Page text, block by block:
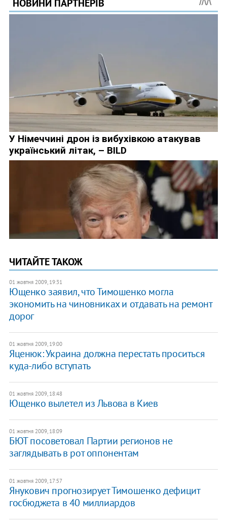
ЧИТАЙТЕ ТАКОЖ
01 жовтня 2009, 19:31
Ющенко заявил, что Тимошенко могла
экономить на чиновниках и отдавать на ремонт
дорог
01 жовтня 2009, 19:00
Яценюк: Украина должна перестать проситься
куда-либо вступать
01 жовтня 2009, 18:48
Ющенко вылетел из Львова в Киев
01 жовтня 2009, 18:09
БЮТ посоветовал Партии регионов не
заглядывать в рот оппонентам
01 жовтня 2009, 17:57
Янукович прогнозирует Тимошенко дефицит
госбюджета в 40 миллиардов